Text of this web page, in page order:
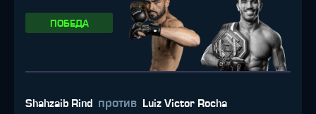
ПОБЕДА
Shahzaib Rind против Luiz Victor Rocha